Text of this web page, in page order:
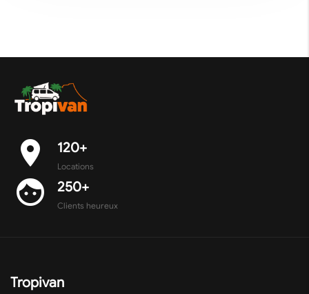
place 120+
Locations
face 250+
Clients heureux
Tropivan